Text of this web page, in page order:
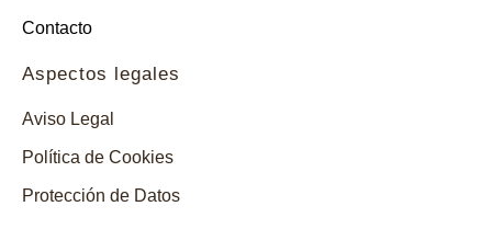
Contacto
Aspectos legales
Aviso Legal
Política de Cookies
Protección de Datos